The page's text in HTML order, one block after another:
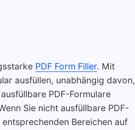
PDF Form Filler. Mit
ausfüllen, unabhängig davon,
PDF-Formulare
Sie nicht ausfüllbare PDF-
Bereichen auf